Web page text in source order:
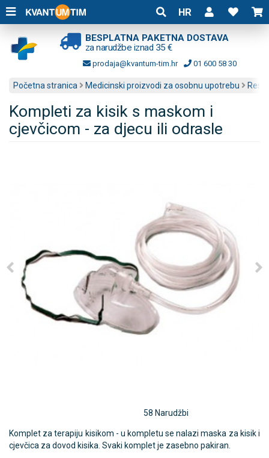
HR
BESPLATNA PAKETNA DOSTAVA
za narudžbe iznad 35 €
prodaja@kvantum-tim.hr 01 600 58 30
Početna stranica Medicinski proizvodi za osobnu upotrebu
Kompleti za kisik s maskom i
cjevčicom - za djecu ili odrasle
58 Narudžbi
Komplet za terapiju kisikom - u kompletu se nalazi maska za kisik i
cjevčica za dovod kisika. Svaki komplet je zasebno pakiran.